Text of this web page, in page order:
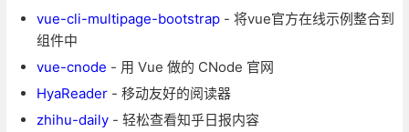
vue-cli-multipage-bootstrap- 将vue官方在线示例整合到
组件中
vue-cnode - 用 Vue 做的 CNode 官网
HyaReader- 移动友好的阅读器
zhihu-daily- 轻松查看知乎日报内容